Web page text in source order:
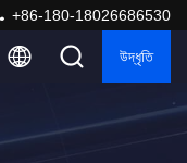
+86-180-18026686530
উদ্ধৃতি